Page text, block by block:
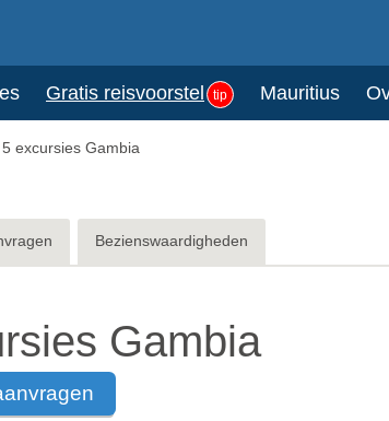
Gratis reisvoorstel tip Mauritius
5 excursies Gambia
Bezienswaardigheden
Gambia